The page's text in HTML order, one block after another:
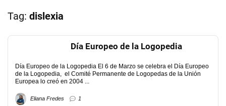
Tag: dislexia
Día Europeo de la Logopedia
Día Europeo de la Logopedia El 6 de Marzo se celebra el Día Europeo
de la Logopedia, el Comité Permanente de Logopedas de la Unión
Europea lo creó en 2004 ...
Eliana Fredes 1